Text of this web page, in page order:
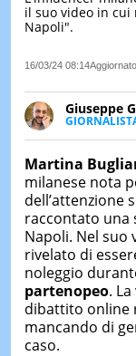
il suo video in
Napoli".
16/03/24 08:14
Giuseppe
Ph(D) in
particolare
Latina e
è
Biblioteca
Martina
milanese nota
dell’attenzione
raccontato una
Napoli. Nel suo
rivelato di
noleggio
partenopeo.
dibattito online
mancando di
caso.